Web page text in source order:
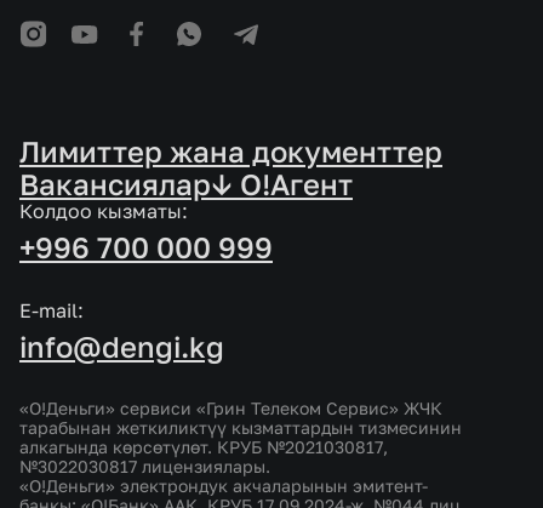
Лимиттер жана документтер
Вакансиялар↓ O!Агент
Колдоо кызматы:
+996 700 000 999
E-mail:
info@dengi.kg
«О!Деньги» сервиси «Грин Телеком Сервис» ЖЧК
тарабынан жеткиликтүү кызматтардын тизмесинин
алкагында көрсөтүлөт. КРУБ №2021030817,
№3022030817 лицензиялары.
«О!Деньги» электрондук акчаларынын эмитент-